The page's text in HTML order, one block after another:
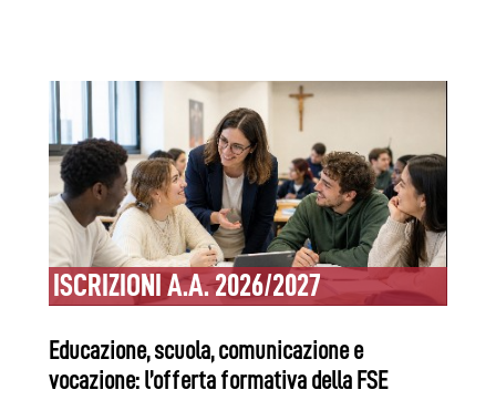
ISCRIZIONI A.A. 2026/2027
Educazione, scuola, comunicazione e
vocazione: l’offerta formativa della FSE